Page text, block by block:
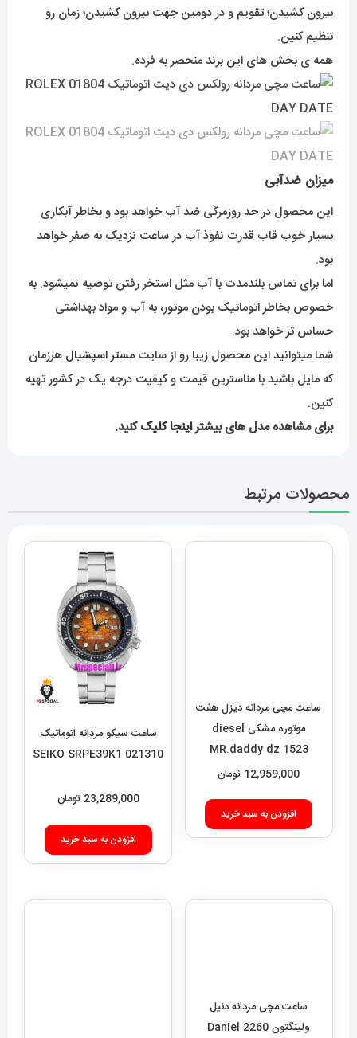
بیرون کشیدن؛ تقویم و در دومین جهت بیرون کشیدن؛ زمان رو
تنظیم کنین.
همه ی بخش های این برند منحصر به فرده.
میزان ضدآبی
این محصول در حد روزمرگی ضد آب خواهد بود و بخاطر آبکاری
بسیار خوب قاب قدرت نفوذ آب در ساعت نزدیک به صفر خواهد
بود.
اما برای تماس بلندمدت با آب مثل استخر رفتن توصیه نمیشود. به
خصوص بخاطر اتوماتیک بودن موتور، به آب و مواد بهداشتی
حساس تر خواهد بود.
شما میتوانید این محصول زیبا رو از سایت مستر اسپشیال هرزمان
که مایل باشید با مناسترین قیمت و کیفیت درجه یک در کشور تهیه
کنین.
برای مشاهده مدل های بیشتراینجا کلیککنید.
محصولات مرتبط
12,959,000 تومان
افزودن به سبد خرید
ساعت سیکو مردانه اتوماتیک
021310 SEIKO SRPE39K1
23,289,000 تومان
افزودن به سبد خرید
ساعت مچی مردانه دنیل
ولینگتون 2260 Daniel